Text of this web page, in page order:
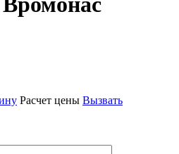
Расчет цены Вызвать